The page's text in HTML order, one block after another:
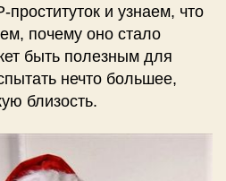
проституток и узнаем, что
почему оно стало
быть полезным для
нечто большее,
близость.